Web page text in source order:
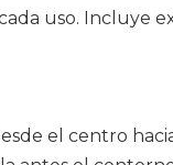
uso. Incluye
el centro hacia